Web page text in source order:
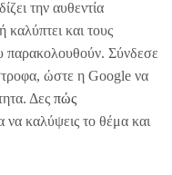
την αυθεντία
και τους
παρακολουθούν. Σύνδεσε
ώστε η Google να
Δες πώς
να καλύψεις το θέμα και